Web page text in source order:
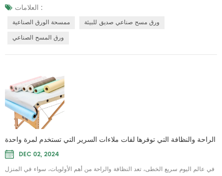
الورق الصناعية لدينا، المعروفة بأدائها الممتاز وميزاتها الصديقة للبيئة والقابلة للتحلل
العلامات :
ممسحة الورق الصناعية
ورق مسح صناعي صديق للبيئة
ورق المسح الصناعي
الراحة والنظافة التي توفرها لفات ملاءات السرير التي تستخدم لمرة واحدة
DEC 02, 2024
في عالم اليوم سريع الخطى، تعد النظافة والراحة من أهم الأولويات، سواء في المنزل